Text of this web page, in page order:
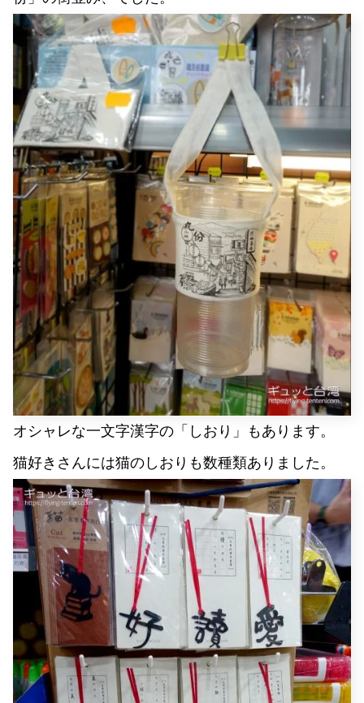
オシャレな一文字漢字の「しおり」もあります。
猫好きさんには猫のしおりも数種類ありました。